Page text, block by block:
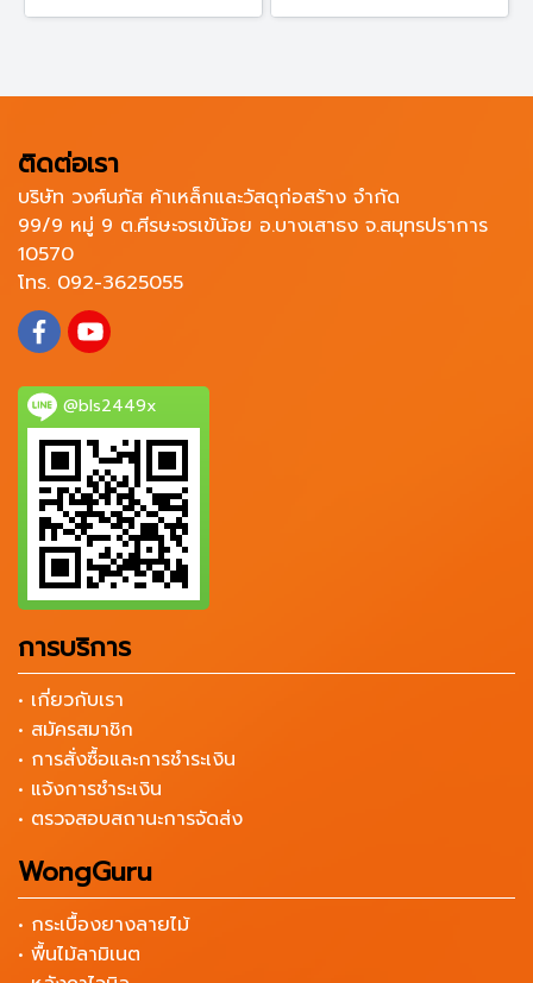
ติดต่อเรา
บริษัท วงศ์นภัส ค้าเหล็กและวัสดุก่อสร้าง จำกัด
99/9 หมู่ 9 ต.ศีรษะจรเข้น้อย อ.บางเสาธง จ.สมุทรปราการ
10570
โทร. 092-3625055
@bls2449x
การบริการ
• เกี่ยวกับเรา
• สมัครสมาชิก
• การสั่งซื้อและการชำระเงิน
• แจ้งการชำระเงิน
• ตรวจสอบสถานะการจัดส่ง
WongGuru
• กระเบื้องยางลายไม้
• พื้นไม้ลามิเนต